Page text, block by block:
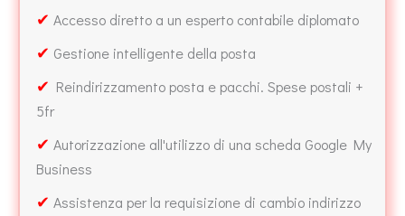
✔ Accesso diretto a un esperto contabile diplomato
✔ Gestione intelligente della posta
✔ Reindirizzamento posta e pacchi. Spese postali +
5fr
✔ Autorizzazione all'utilizzo di una scheda Google My
Business
✔ Assistenza per la requisizione di cambio indirizzo